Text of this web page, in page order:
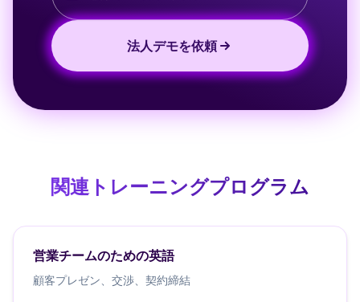
法人デモを依頼
関連トレーニングプログラム
営業チームのための英語
顧客プレゼン、交渉、契約締結